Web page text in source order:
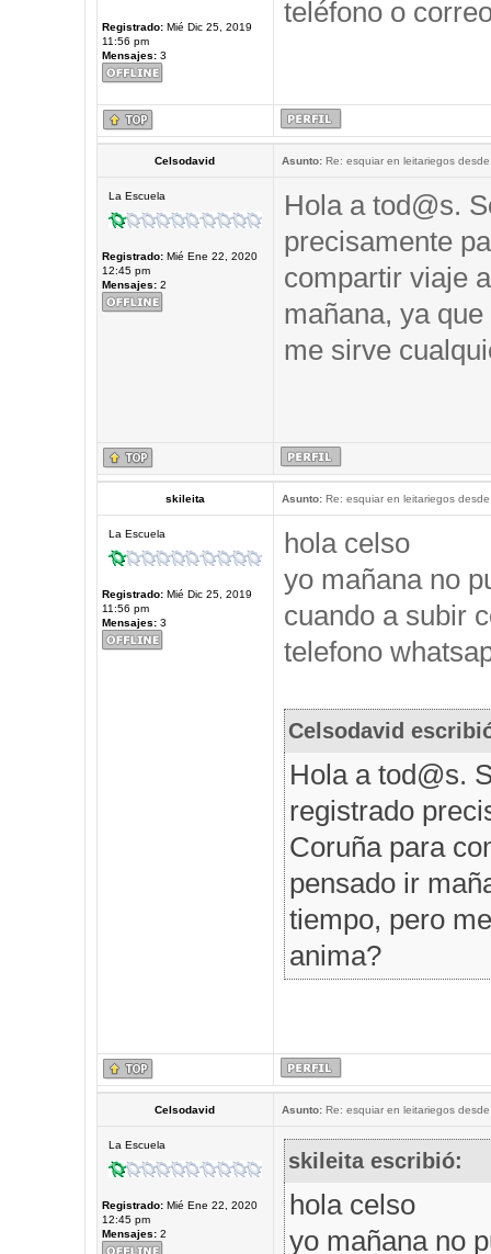
Registrado:Mié Dic 25, 2019
11:56 pm
Mensajes:3
teléfono o
Celsodavid Asunto:Re: esquiar en leitariegos
La Escuela
Registrado:Mié Ene 22, 2020
12:45 pm
Mensajes:2
Hola a tod@s.
precisamente
compartir viaje
mañana, ya
me sirve
skileita Asunto:Re: esquiar en leitariegos
La Escuela
Registrado:Mié Dic 25, 2019
11:56 pm
Mensajes:3
hola celso
yo mañana no
cuando a subir
telefono
Celsodavid
Hola a tod@s.
registrado
Coruña para
pensado ir
tiempo, pero
anima?
Celsodavid Asunto:Re: esquiar en leitariegos
La Escuela
Registrado:Mié Ene 22, 2020
12:45 pm
Mensajes:2
skileita escribió:
hola celso
yo mañana no